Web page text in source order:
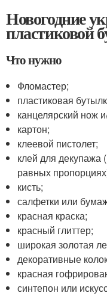
Новогодние
пластиковой
Что нужно
Фломастер;
пластиковая
канцелярский нож
картон;
клеевой пистолет;
клей для
равных
кисть;
салфетки или
красная краска;
красный глиттер;
широкая золотая
декоративные
красная
синтепон или